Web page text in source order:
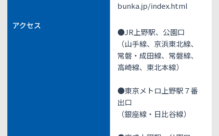
bunka.jp/index.html
アクセス
●JR上野駅、公園口
（山手線、京浜東北線、
常磐・成田線、常磐線、
高崎線、東北本線）
●東京メトロ上野駅７番
出口
（銀座線・日比谷線）